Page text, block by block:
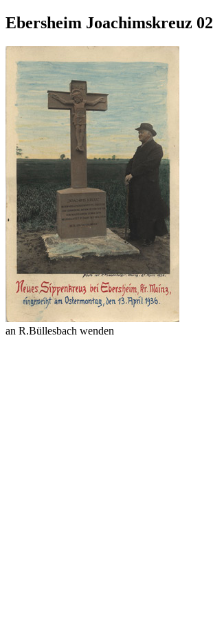
Ebersheim Joachimskreuz 02
an R.Büllesbach wenden